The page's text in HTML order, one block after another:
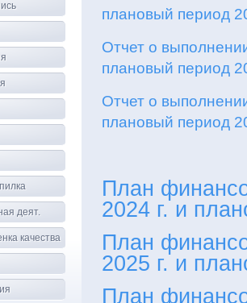
плановый период
Отчет о
плановый период
Отчет о
плановый период
План
2024 г. и
План
2025 г. и
План
деят.
качества